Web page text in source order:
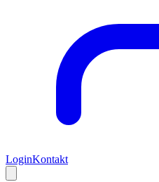
LoginKontakt